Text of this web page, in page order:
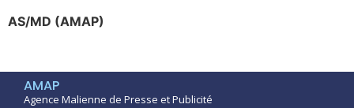
AS/MD (AMAP)
AMAP
Agence Malienne de Presse et Publicité